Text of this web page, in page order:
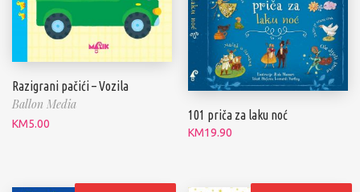
Razigrani pačići – Vozila
Ballon Media
KM5.00
101 priča za laku noć
KM19.90